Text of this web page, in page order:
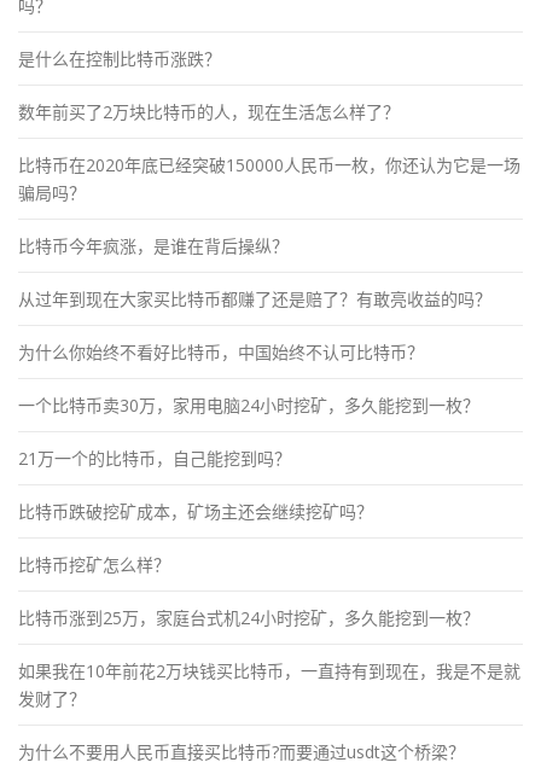
吗？
是什么在控制比特币涨跌？
数年前买了2万块比特币的人，现在生活怎么样了？
比特币在2020年底已经突破150000人民币一枚，你还认为它是一场
骗局吗？
比特币今年疯涨，是谁在背后操纵？
从过年到现在大家买比特币都赚了还是赔了？有敢亮收益的吗？
为什么你始终不看好比特币，中国始终不认可比特币？
一个比特币卖30万，家用电脑24小时挖矿，多久能挖到一枚？
21万一个的比特币，自己能挖到吗？
比特币跌破挖矿成本，矿场主还会继续挖矿吗？
比特币挖矿怎么样？
比特币涨到25万，家庭台式机24小时挖矿，多久能挖到一枚？
如果我在10年前花2万块钱买比特币，一直持有到现在，我是不是就
发财了？
为什么不要用人民币直接买比特币?而要通过usdt这个桥梁？